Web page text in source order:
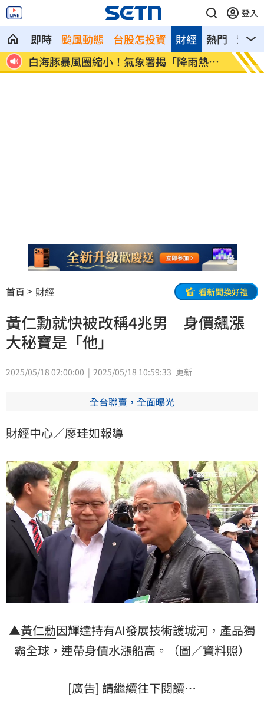
登入
即時 颱風動態 台股怎投資 熱門 影音
財經
腎 白海豚暴風圈縮小！氣象署揭「降雨熱
區」
拋開
首頁 財經 看新聞換好禮
黃仁勳就快被改稱4兆男 身價飆漲
大秘寶是「他」
2025/05/18 02:00:00 2025/05/18 10:59:33 更新
全台聯賣，全面曝光
財經中心／廖珪如報導
▲黃仁勳因輝達持有AI發展技術護城河，產品獨
霸全球，連帶身價水漲船高。（圖／資料照）
[廣告] 請繼續往下閱讀…